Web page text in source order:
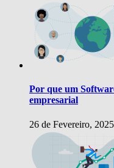
Por que um
empresarial
26 de Fevereiro, 2025